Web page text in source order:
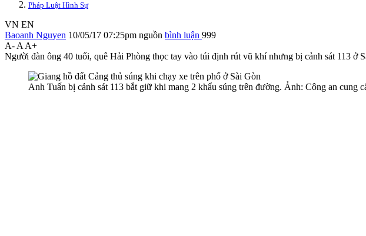
Pháp Luật Hình Sự
VN EN
Baoanh Nguyen 10/05/17 07:25pm nguồn bình luận 999
A- A A+
Người đàn ông 40 tuổi, quê Hải Phòng thọc tay vào túi định rút vũ khí nhưng bị cảnh sát 113 ở
Anh Tuấn bị cảnh sát 113 bắt giữ khi mang 2 khẩu súng trên đường. Ảnh: Công an cung